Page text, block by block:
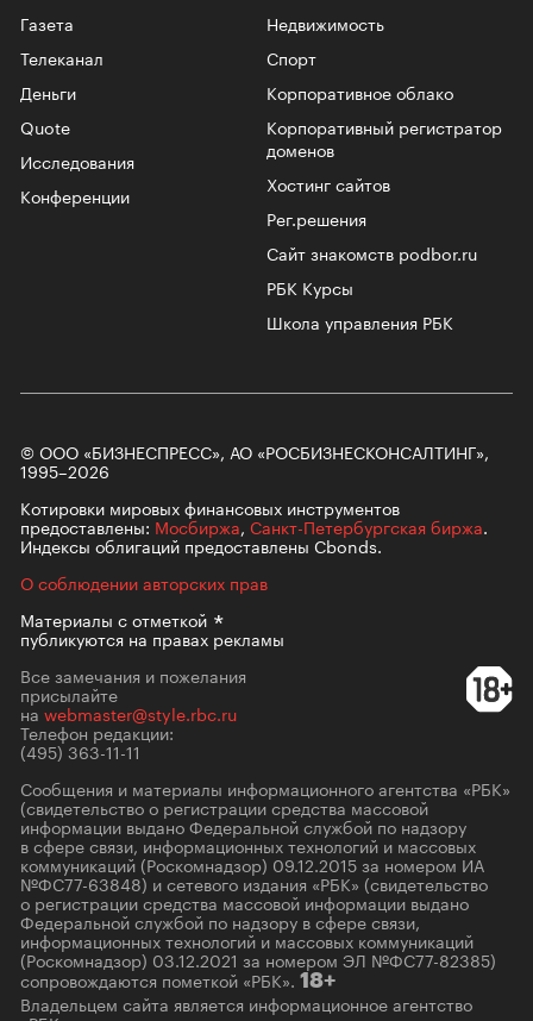
Газета
Телеканал
Недвижимость
Спорт
Корпоративное облако
Корпоративный регистратор
доменов
Хостинг сайтов
Рег.решения
Сайт знакомств podbor.ru
РБК Курсы
Школа управления РБК
Деньги
Quote
Исследования
Конференции
© ООО «БИЗНЕСПРЕСС», АО «РОСБИЗНЕСКОНСАЛТИНГ»,
1995–2026
Котировки мировых финансовых инструментов
предоставлены: Мосбиржа, Санкт-Петербургская биржа.
Индексы облигаций предоставлены Cbonds.
О соблюдении авторских прав
Материалы сотметкой
публикуются на правах рекламы
Все замечания и пожелания
присылайте
на webmaster@style.rbc.ru
Телефон редакции:
(495) 363-11-11
Сообщения и материалы информационного агентства «РБК»
(свидетельство о регистрации средства массовой
информации выдано Федеральной службой по надзору
в сфере связи, информационных технологий и массовых
коммуникаций (Роскомнадзор) 09.12.2015 за номером ИА
№ФС77-63848) и сетевого издания «РБК» (свидетельство
о регистрации средства массовой информации выдано
Федеральной службой по надзору в сфере связи,
информационных технологий и массовых коммуникаций
(Роскомнадзор) 03.12.2021 за номером ЭЛ №ФС77-82385)
сопровождаются пометкой «РБК». 18+
Владельцем сайта является информационное агентство